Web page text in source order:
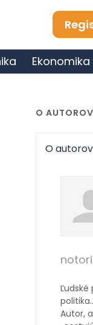
Ekonomika
O
O
Ľudské
Autor,